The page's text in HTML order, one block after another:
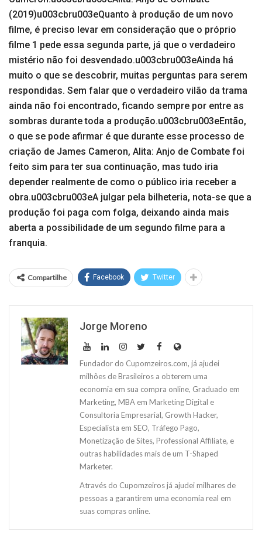
(2019)u003cbru003eQuanto à produção de um novo
filme, é preciso levar em consideração que o próprio
filme 1 pede essa segunda parte, já que o verdadeiro
mistério não foi desvendado.u003cbru003eAinda há
muito o que se descobrir, muitas perguntas para serem
respondidas. Sem falar que o verdadeiro vilão da trama
ainda não foi encontrado, ficando sempre por entre as
sombras durante toda a produção.u003cbru003eEntão,
o que se pode afirmar é que durante esse processo de
criação de James Cameron, Alita: Anjo de Combate foi
feito sim para ter sua continuação, mas tudo iria
depender realmente de como o público iria receber a
obra.u003cbru003eA julgar pela bilheteria, nota-se que a
produção foi paga com folga, deixando ainda mais
aberta a possibilidade de um segundo filme para a
franquia.
Compartilhe Facebook Twitter
Jorge Moreno
Fundador do Cupomzeiros.com, já ajudei
milhões de Brasileiros a obterem uma
economia em sua compra online, Graduado em
Marketing, MBA em Marketing Digital e
Consultoria Empresarial, Growth Hacker,
Especialista em SEO, Tráfego Pago,
Monetização de Sites, Professional Affiliate, e
outras habilidades mais de um T-Shaped
Marketer.
Através do Cupomzeiros já ajudei milhares de
pessoas a garantirem uma economia real em
suas compras online.